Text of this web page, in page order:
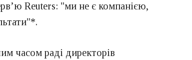
Reuters: "ми не є компанією,
часом раді директорів